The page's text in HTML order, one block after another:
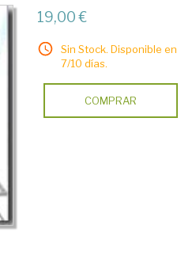
19,00 €
Sin Stock. Disponible en
7/10 días.
COMPRAR